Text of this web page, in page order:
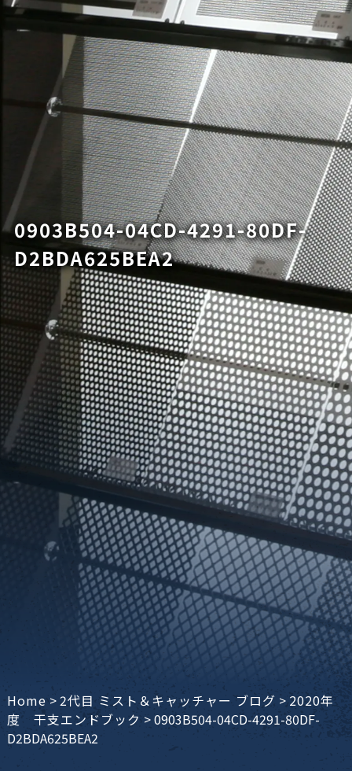
0903B504-04CD-4291-80DF-
D2BDA625BEA2
Home >2代目 ミスト＆キャッチャー ブログ > 2020年
度 干支エンドブック >0903B504-04CD-4291-80DF-
D2BDA625BEA2